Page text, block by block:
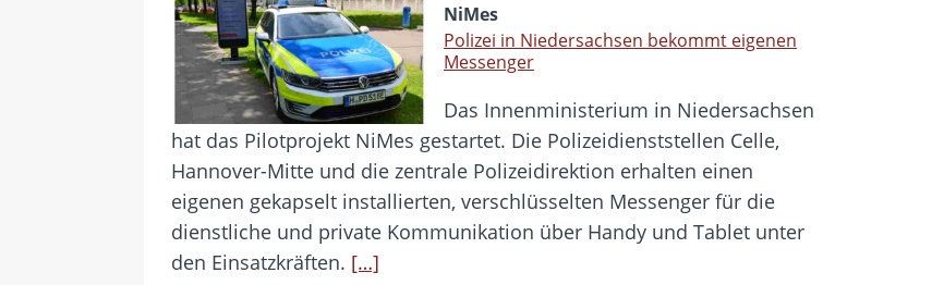
NiMes
Polizei in Niedersachsen bekommt eigenen
Messenger
Das Innenministerium in Niedersachsen
hat das Pilotprojekt NiMes gestartet. Die Polizeidienststellen Celle,
Hannover-Mitte und die zentrale Polizeidirektion erhalten einen
eigenen gekapselt installierten, verschlüsselten Messenger für die
dienstliche und private Kommunikation über Handy und Tablet unter
den Einsatzkräften. […]